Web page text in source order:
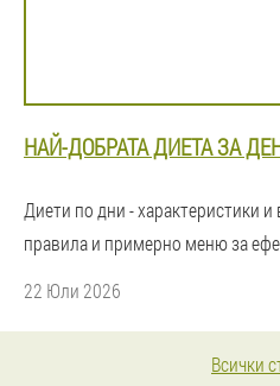
НАЙ-ДОБРАТА ДИЕТА ЗА
Диети по дни - характеристики
правила и примерно меню за
22 Юли 2026
Всички